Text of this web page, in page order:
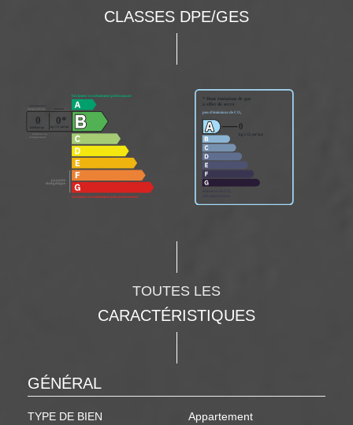
CLASSES DPE/GES
TOUTES LES
CARACTÉRISTIQUES
GÉNÉRAL
TYPE DE BIEN
Appartement